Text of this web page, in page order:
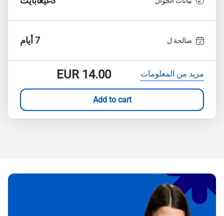
صالحة ل 7 أيام
مزيد من المعلومات EUR14.00
Add to cart